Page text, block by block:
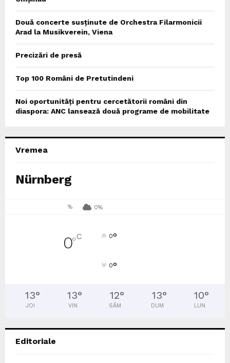
Două concerte susținute de Orchestra Filarmonicii
Arad la Musikverein, Viena
Precizări de presă
Top 100 Români de Pretutindeni
Noi oportunități pentru cercetătorii români din
diaspora: ANC lansează două programe de mobilitate
Vremea
Nürnberg
% 0%
0°C 0°
0°
13°
JOI
13°
VIN
12°
SÂM
13°
DUM
10°
LUN
Editoriale